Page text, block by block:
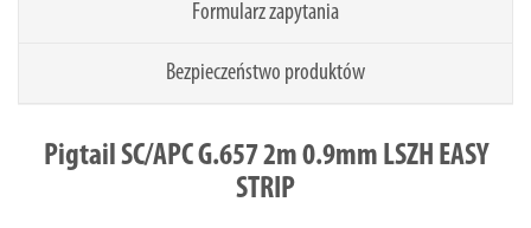
Formularz zapytania
Bezpieczeństwo produktów
Pigtail SC/APC G.657 2m 0.9mm LSZH EASY
STRIP